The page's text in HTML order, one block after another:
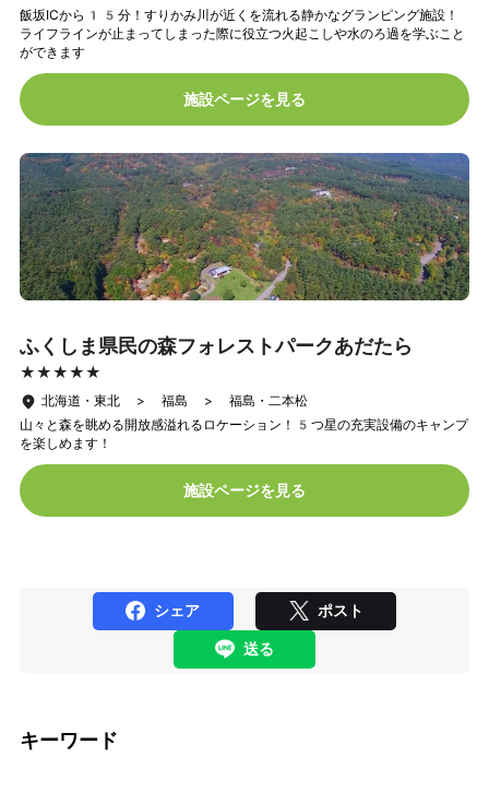
飯坂ICから15分！すりかみ川が近くを流れる静かなグランピング施設！
ライフラインが止まってしまった際に役立つ火起こしや水のろ過を学ぶこと
ができます
施設ページを見る
ふくしま県民の森フォレストパークあだたら
★★★★★
★★★★★
北海道・東北 > 福島 > 福島・二本松
山々と森を眺める開放感溢れるロケーション！5つ星の充実設備のキャンプ
を楽しめます！
施設ページを見る
シェア ポスト
送る
キーワード